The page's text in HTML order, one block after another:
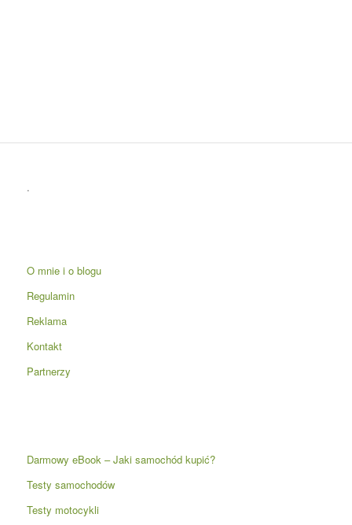
.
O mnie i o blogu
Regulamin
Reklama
Kontakt
Partnerzy
Darmowy eBook – Jaki samochód kupić?
Testy samochodów
Testy motocykli